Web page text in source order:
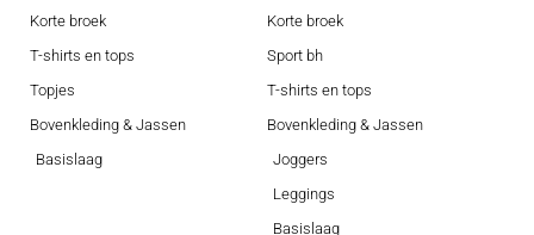
Korte broek
T-shirts en tops
Topjes
Bovenkleding & Jassen
Basislaag
Korte broek
Sport bh
T-shirts en tops
Bovenkleding & Jassen
Joggers
Leggings
Basislaag